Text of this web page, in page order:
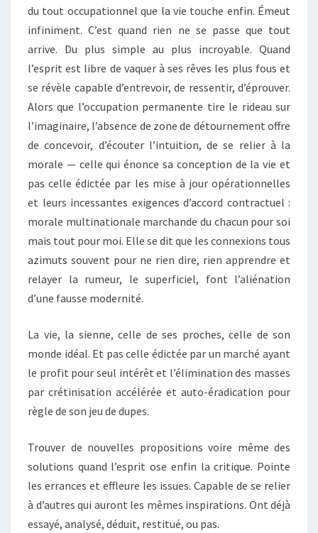
du tout occupationnel que la vie touche enfin. Émeut
infiniment. C’est quand rien ne se passe que tout
arrive. Du plus simple au plus incroyable. Quand
l’esprit est libre de vaquer à ses rêves les plus fous et
se révèle capable d’entrevoir, de ressentir, d’éprouver.
Alors que l’occupation permanente tire le rideau sur
l’imaginaire, l’absence de zone de détournement offre
de concevoir, d’écouter l’intuition, de se relier à la
morale — celle qui énonce sa conception de la vie et
pas celle édictée par les mise à jour opérationnelles
et leurs incessantes exigences d’accord contractuel :
morale multinationale marchande du chacun pour soi
mais tout pour moi. Elle se dit que les connexions tous
azimuts souvent pour ne rien dire, rien apprendre et
relayer la rumeur, le superficiel, font l’aliénation
d’une fausse modernité.
La vie, la sienne, celle de ses proches, celle de son
monde idéal. Et pas celle édictée par un marché ayant
le profit pour seul intérêt et l’élimination des masses
par crétinisation accélérée et auto-éradication pour
règle de son jeu de dupes.
Trouver de nouvelles propositions voire même des
solutions quand l’esprit ose enfin la critique. Pointe
les errances et effleure les issues. Capable de se relier
à d’autres qui auront les mêmes inspirations. Ont déjà
essayé, analysé, déduit, restitué, ou pas.